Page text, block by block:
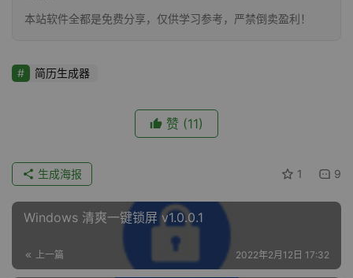
本站软件全都是免费分享，仅供学习参考，严禁倒卖盈利！
简历生成器
赞 (11)
1 9
生成海报
Windows 清爽一键锁屏 v1.0.0.1
上一篇 2022年2月12日 17:32